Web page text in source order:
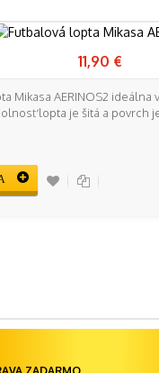
11,90 €
Mikasa AERINOS2 ideálna
lopta je šitá a povrch